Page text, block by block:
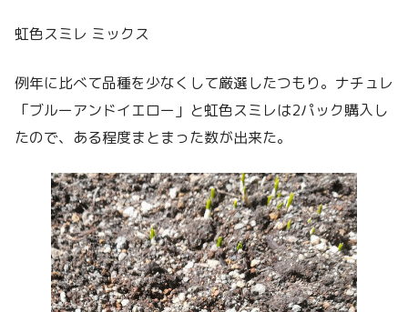
虹色スミレ ミックス
例年に比べて品種を少なくして厳選したつもり。ナチュレ
「ブルーアンドイエロー」と虹色スミレは2パック購入し
たので、ある程度まとまった数が出来た。